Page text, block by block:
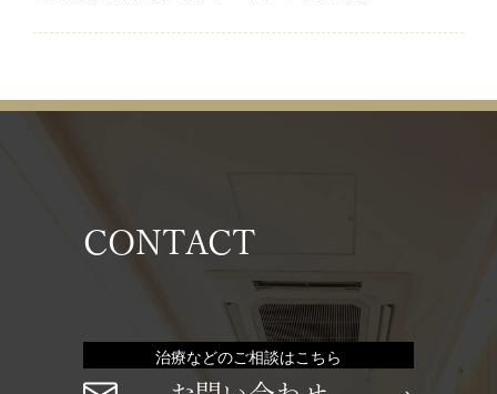
CONTACT
治療などのご相談はこちら